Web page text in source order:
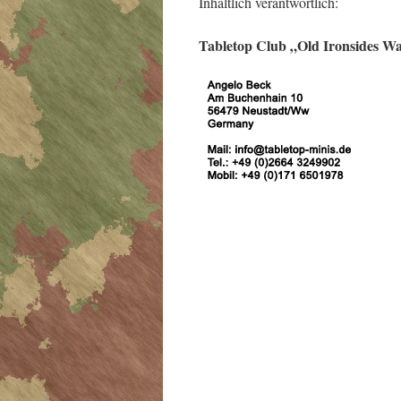
Tabletop Club „Old Ironsides